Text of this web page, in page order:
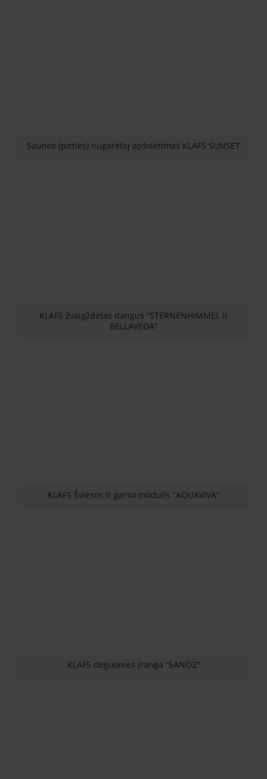
Saunos (pirties) nugarėlių apšvietimas KLAFS SUNSET
KLAFS žvaigždėtas dangus “STERNENHIMMEL ir
BELLAVEDA”
KLAFS Šviesos ir garso modulis “AQUAVIVA”
KLAFS deguonies įranga “SANO2″